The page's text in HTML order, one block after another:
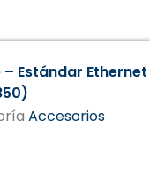
Estándar Ethernet
Accesorios